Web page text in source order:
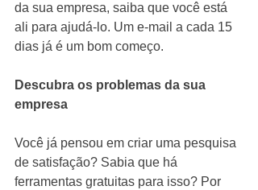
da sua empresa, saiba que você está
ali para ajudá-lo. Um e-mail a cada 15
dias já é um bom começo.
Descubra os problemas da sua
empresa
Você já pensou em criar uma pesquisa
de satisfação? Sabia que há
ferramentas gratuitas para isso? Por